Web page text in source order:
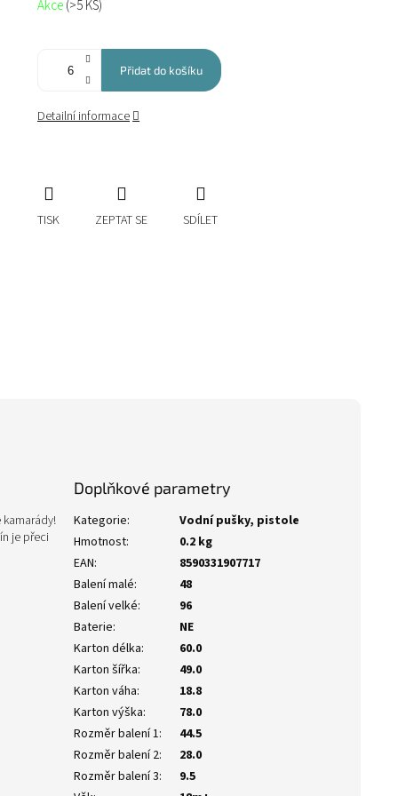
cena:
Akce(>5 KS)
Přidat do košíku
Detailní informace
TISK ZEPTAT SE SDÍLET
je přeci
Doplňkové parametry
Kategorie:
Vodní pušky, pistole
Hmotnost:
0.2 kg
EAN:
8590331907717
Balení malé:
48
Balení velké:
96
Baterie:
NE
Karton délka:
60.0
Karton šířka:
49.0
Karton váha:
18.8
Karton výška:
78.0
Rozměr balení 1:
44.5
Rozměr balení 2:
28.0
Rozměr balení 3:
9.5